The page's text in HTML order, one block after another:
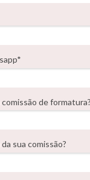
de
sua comissão?